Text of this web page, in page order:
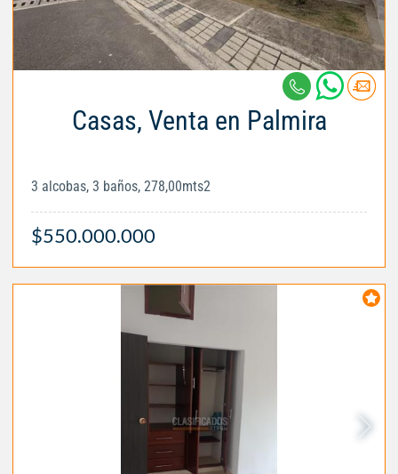
Casas, Venta en Palmira
3 alcobas, 3 baños, 278,00mts2
$550.000.000